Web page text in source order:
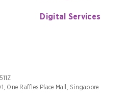
Digital Services
One Raffles Place Mall, Singapore